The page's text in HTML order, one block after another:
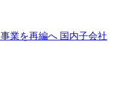
業を再編へ 国内子会社